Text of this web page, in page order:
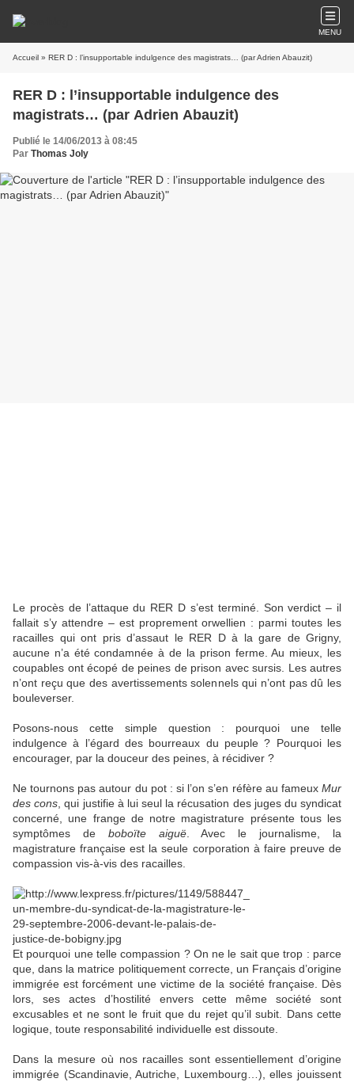
MENU
Accueil » RER D : l’insupportable indulgence des magistrats… (par Adrien Abauzit)
RER D : l’insupportable indulgence des
magistrats… (par Adrien Abauzit)
Publié le 14/06/2013 à 08:45
Par Thomas Joly
Le procès de l’attaque du RER D s’est terminé. Son verdict – il
fallait s’y attendre – est proprement orwellien : parmi toutes les
racailles qui ont pris d’assaut le RER D à la gare de Grigny,
aucune n’a été condamnée à de la prison ferme. Au mieux, les
coupables ont écopé de peines de prison avec sursis. Les autres
n’ont reçu que des avertissements solennels qui n’ont pas dû les
bouleverser.
Posons-nous cette simple question : pourquoi une telle
indulgence à l’égard des bourreaux du peuple ? Pourquoi les
encourager, par la douceur des peines, à récidiver ?
Ne tournons pas autour du pot : si l’on s’en réfère au fameux Mur
des cons , qui justifie à lui seul la récusation des juges du syndicat
concerné, une frange de notre magistrature présente tous les
symptômes de boboïte aiguë. Avec le journalisme, la
magistrature française est la seule corporation à faire preuve de
compassion vis-à-vis des racailles.
Et pourquoi une telle compassion ? On ne le sait que trop : parce
que, dans la matrice politiquement correcte, un Français d’origine
immigrée est forcément une victime de la société française. Dès
lors, ses actes d’hostilité envers cette même société sont
excusables et ne sont le fruit que du rejet qu’il subit. Dans cette
logique, toute responsabilité individuelle est dissoute.
Dans la mesure où nos racailles sont essentiellement d’origine
immigrée (Scandinavie, Autriche, Luxembourg…), elles jouissent